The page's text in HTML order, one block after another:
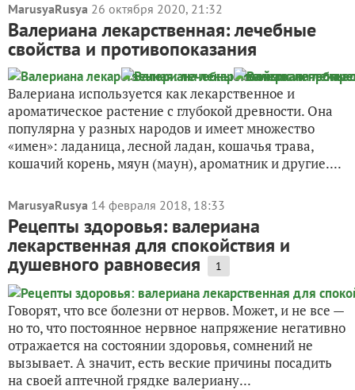
MarusyaRusya 26 октября 2020, 21:32
Валериана лекарственная: лечебные
свойства и противопоказания
Валериана используется как лекарственное и
ароматическое растение с глубокой древности. Она
популярна у разных народов и имеет множество
«имен»: ладаница, лесной ладан, кошачья трава,
кошачий корень, мяун (маун), ароматник и другие....
MarusyaRusya 14 февраля 2018, 18:33
Рецепты здоровья: валериана
лекарственная для спокойствия и
душевного равновесия 1
Говорят, что все болезни от нервов. Может, и не все —
но то, что постоянное нервное напряжение негативно
отражается на состоянии здоровья, сомнений не
вызывает. А значит, есть веские причины посадить
на своей аптечной грядке валериану...